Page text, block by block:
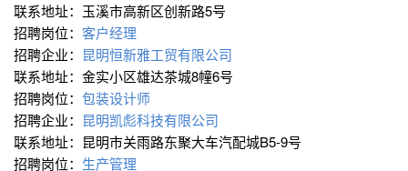
联系地址：玉溪市高新区创新路5号
招聘岗位： 客户经理
招聘企业： 昆明恒新雅工贸有限公司
联系地址：金实小区雄达茶城8幢6号
招聘岗位： 包装设计师
招聘企业： 昆明凯彪科技有限公司
联系地址：昆明市关雨路东聚大车汽配城B5-9号
招聘岗位： 生产管理